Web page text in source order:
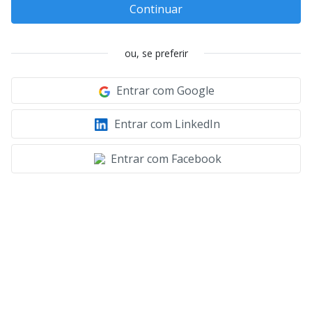
Continuar
ou, se preferir
Entrar com Google
Entrar com LinkedIn
Entrar com Facebook